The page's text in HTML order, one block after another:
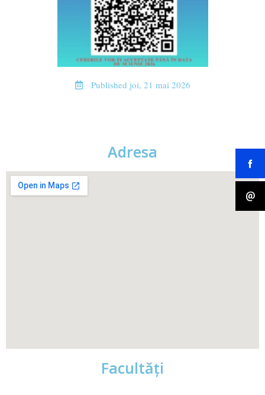
Published joi, 21 mai 2026
Adresa
Facultăţi